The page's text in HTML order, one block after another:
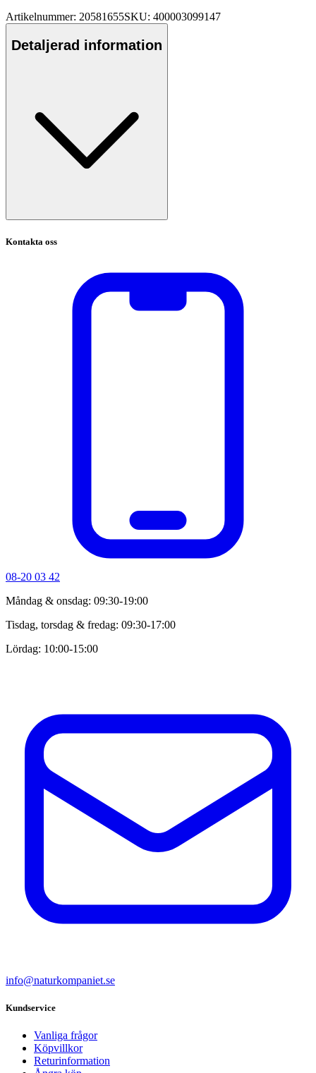
Artikelnummer: 20581655SKU: 400003099147
Detaljerad information
Kontakta oss
08-20 03 42
Måndag & onsdag: 09:30-19:00
Tisdag, torsdag & fredag: 09:30-17:00
Lördag: 10:00-15:00
info@naturkompaniet.se
Kundservice
Vanliga frågor
Köpvillkor
Returinformation